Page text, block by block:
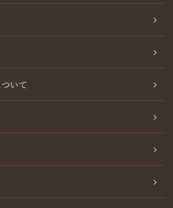
いて